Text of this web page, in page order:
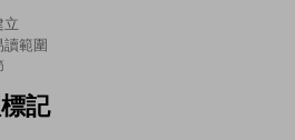
立
讀範圍
記